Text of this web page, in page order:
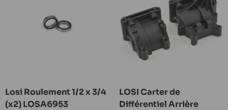
Losi Roulement 1/2 x 3/4
(x2) LOSA6953
LOSI Carter de
Différentiel Arrière